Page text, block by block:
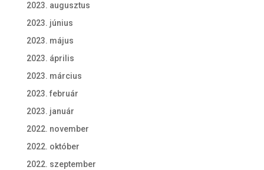
2023. augusztus
2023. június
2023. május
2023. április
2023. március
2023. február
2023. január
2022. november
2022. október
2022. szeptember